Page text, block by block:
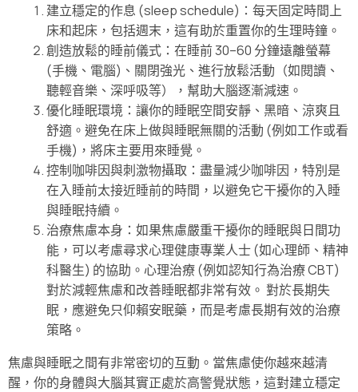
建立穩定的作息 (sleep schedule)：每天固定時間上
床和起床，包括週末，這有助於重置你的生理時鐘。
創造放鬆的睡前儀式：在睡前 30–60 分鐘遠離螢幕
(手機、電腦)、關閉強光、進行放鬆活動（如閱讀、
聽輕音樂、深呼吸等），幫助大腦逐漸減速。
優化睡眠環境：讓你的睡眠空間安靜、黑暗、涼爽且
舒適。避免在床上做與睡眠無關的活動 (例如工作或看
手機)，將床主要用來睡覺。
控制咖啡因與刺激物攝取：盡量減少咖啡因，特別是
在入睡前太接近睡前的時間，以避免它干擾你的入睡
與睡眠持續。
治療焦慮本身：如果焦慮嚴重干擾你的睡眠與日間功
能，可以考慮尋求心理健康專業人士 (如心理師、精神
科醫生) 的協助。心理治療 (例如認知行為治療 CBT)
對於減輕焦慮和改善睡眠都非常有效。 對於長期失
眠，應避免只仰賴安眠藥，而是考慮長期有效的治療
策略。
焦慮與睡眠之間有非常密切的互動。當焦慮使你越來越清
醒，你的身體與大腦其實正處於高警覺狀態，這對建立穩定